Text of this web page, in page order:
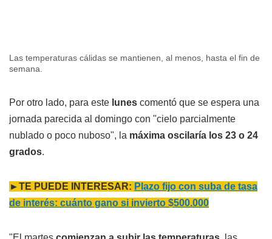
Las temperaturas cálidas se mantienen, al menos, hasta el fin de
semana.
Por otro lado, para este lunes comentó que se espera una
jornada parecida al domingo con "cielo parcialmente
nublado o poco nuboso", la máxima oscilaría los 23 o 24
grados.
►TE PUEDE INTERESAR: Plazo fijo con suba de tasa
de interés: cuánto gano si invierto $500.000